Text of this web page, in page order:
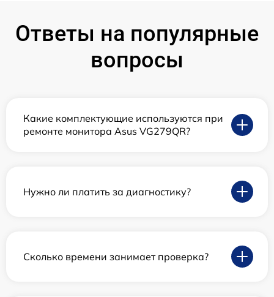
Ответы на популярные
вопросы
Какие комплектующие используются при
ремонте монитора Asus VG279QR?
Нужно ли платить за диагностику?
Сколько времени занимает проверка?